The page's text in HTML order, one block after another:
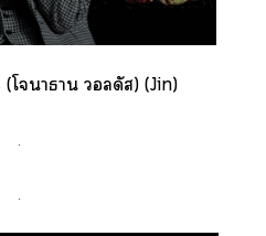
าธาน ลดัส) (Jin)
.
.